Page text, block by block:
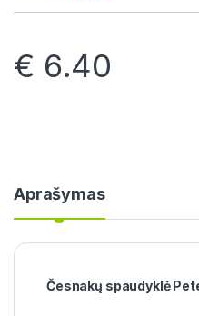
€ 6.40
Aprašymas
Česnakų spaudyklė